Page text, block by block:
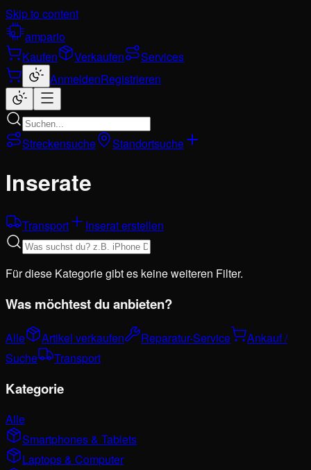
Skip to content
ampario
Kaufen
Verkaufen
Services
AnmeldenRegistrieren
Streckensuche Standortsuche
Inserate
Transport Inserat erstellen
Für diese Kategorie gibt es keine weiteren Filter.
Was möchtest du anbieten?
Alle Artikel verkaufen Reparatur-Service
Ankauf /
Suche
Transport
Kategorie
Alle
Smartphones & Tablets
Laptops & Computer